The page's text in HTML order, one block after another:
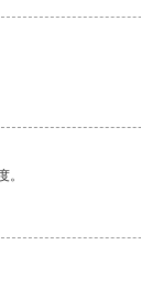
。